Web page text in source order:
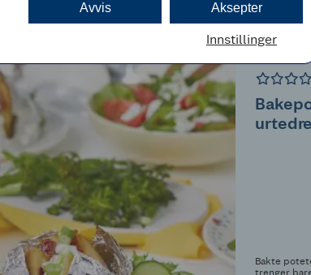
Bakte
trenger
Aksepter
Avvis
Innstillinger